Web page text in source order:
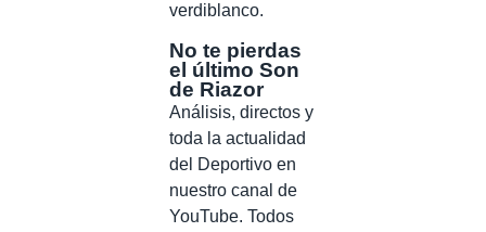
verdiblanco.
No te pierdas
el último Son
de Riazor
Análisis, directos y
toda la actualidad
del Deportivo en
nuestro canal de
YouTube. Todos